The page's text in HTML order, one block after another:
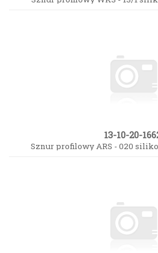
13-10-20-
Sznur profilowy ARS - 020